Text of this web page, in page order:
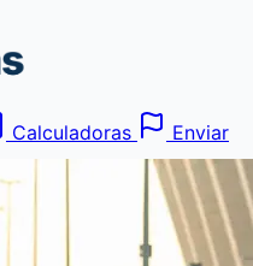
Calculadoras
Enviar